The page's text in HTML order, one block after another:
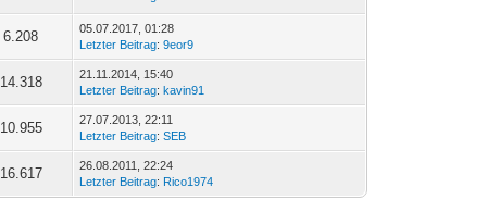
6.208
05.07.2017, 01:28
Letzter Beitrag:9eor9
14.318
21.11.2014, 15:40
Letzter Beitrag:kavin91
10.955
27.07.2013, 22:11
Letzter Beitrag:SEB
16.617
26.08.2011, 22:24
Letzter Beitrag: Rico1974